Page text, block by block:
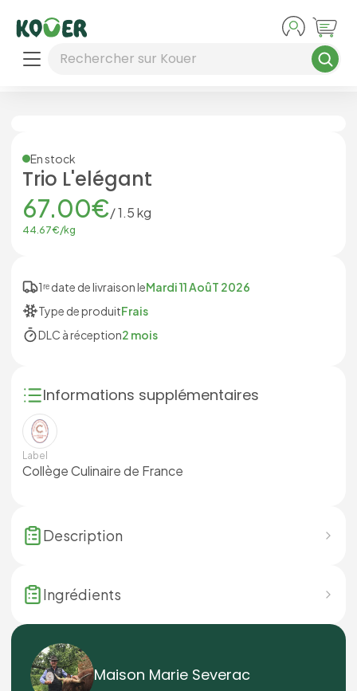
Rechercher sur Kouer
En stock
Trio L'elégant
67.00€/1.5kg
44.67€/kg
1ʳᵉ date de livraison leMardi 11 AoûT 2026
Type de produitFrais
DLC à réception2 mois
Informations supplémentaires
Label
Collège Culinaire de France
Description
Ingrédients
Maison Marie Severac